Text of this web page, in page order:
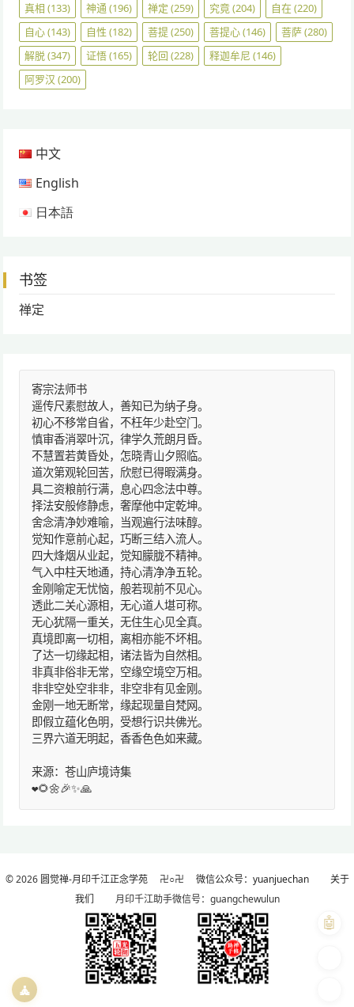
真相 (133) 神通 (196) 禅定 (259) 究竟(204) 自在(220)
自心(143) 自性 (182) 菩提(250) 菩提心(146) 菩萨(280)
解脱(347) 证悟(165) 轮回 (228) 释迦牟尼 (146)
阿罗汉 (200)
中文
English
日本語
书签
禅定
寄宗法师书
遥传尺素慰故人，善知已为纳子身。
初心不移常自省，不枉年少赴空门。
慎审香消翠叶沉，律学久荒朗月昏。
不慧置若黄昏处，怎晓青山夕照临。
道次第观轮回苦，欣慰已得暇满身。
具二资粮前行满，息心四念法中尊。
择法安般修静虑，奢摩他中定乾坤。
舍念清净妙难喻，当观遍行法味醇。
觉知作意前心起，巧断三结入流人。
四大烽烟从业起，觉知朦胧不精神。
气入中柱天地通，持心清净净五轮。
金刚喻定无忧恼，般若现前不见心。
透此二关心源相，无心道人堪可称。
无心犹隔一重关，无住生心见全真。
真境即离一切相，离相亦能不坏相。
了达一切缘起相，诸法皆为自然相。
非真非俗非无常，空缘空境空万相。
非非空处空非非，非空非有见金刚。
金刚一地无断常，缘起现量自梵网。
即假立蕴化色明，受想行识共佛光。
三界六道无明起，香香色色如来藏。
来源：苍山庐境诗集
❤️🌻🌼🎉✨🙏
© 2026 圆觉禅-月印千江正念学苑卍○卍 微信公众号：yuanjuechan
关于
我们 月印千江助手微信号：guangchewulun
🧘
🤖